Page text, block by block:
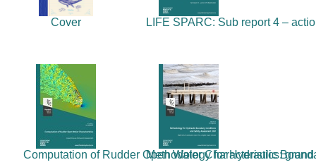
Cover LIFE SPARC: Sub report 4 –
Computation of Rudder Open Water Characteristics:
Methodology for Hydraulic